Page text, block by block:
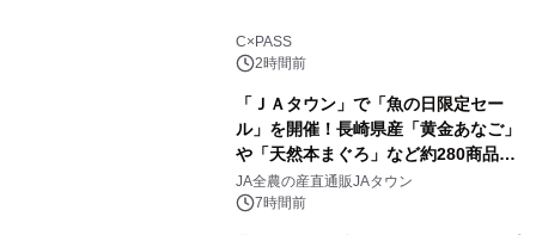
C×PASS
2時間前
「ＪＡタウン」で「魚の日限定セー
ル」を開催！長崎県産「黄金あなご」
や「天然本まぐろ」など約280商品を
販売！～毎月１０日の定例企画～
JA全農の産直通販JAタウン
7時間前